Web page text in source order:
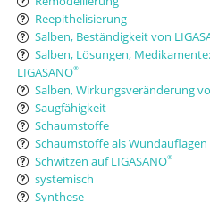
Reepithelisierung
Salben, Beständigkeit von
Salben, Lösungen,
LIGASANO®
Salben, Wirkungsveränderung
Saugfähigkeit
Schaumstoffe
Schaumstoffe als Wundauflagen
Schwitzen auf LIGASANO®
systemisch
Synthese